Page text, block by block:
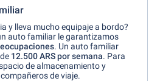
y lleva mucho equipaje a bordo?
auto familiar le garantizamos
. Un auto familiar
12.500 ARSpor semana. Para
de almacenamiento y
de viaje.